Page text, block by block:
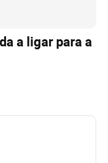
a ligar para a